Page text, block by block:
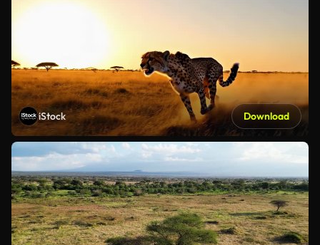
iStock Download